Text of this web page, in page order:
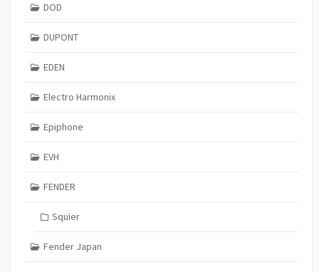
DOD
DUPONT
EDEN
Electro Harmonix
Epiphone
EVH
FENDER
Squier
Fender Japan